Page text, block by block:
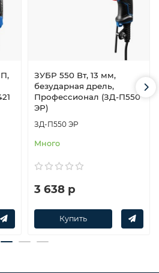
ЗУБР 550 Вт, 13 мм,
безударная дрель,
Профессионал (ЗД-П550
ЭР)
ЗД-П550 ЭР
Много
3 638 р
Купить